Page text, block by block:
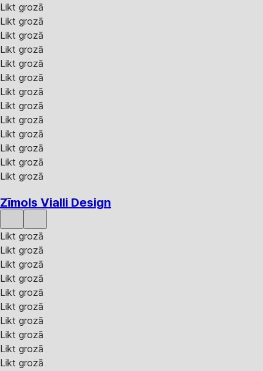
Likt grozā
Likt grozā
Likt grozā
Likt grozā
Likt grozā
Likt grozā
Likt grozā
Likt grozā
Likt grozā
Likt grozā
Likt grozā
Likt grozā
Likt grozā
Zīmols Vialli Design
Likt grozā
Likt grozā
Likt grozā
Likt grozā
Likt grozā
Likt grozā
Likt grozā
Likt grozā
Likt grozā
Likt grozā